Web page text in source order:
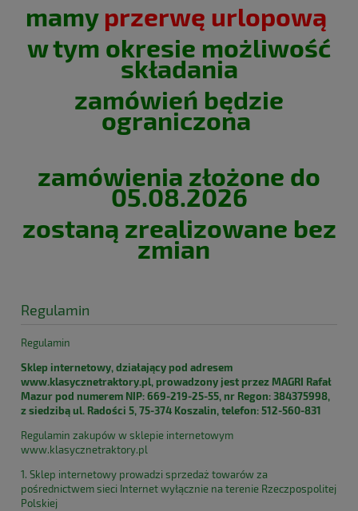
mamy przerwę urlopową
w tym okresie możliwość
składania
zamówień będzie
ograniczona
zamówienia złożone do
05.08.2026
zostaną zrealizowane bez
zmian
Regulamin
Regulamin
Sklep internetowy, działający pod adresem
www.klasycznetraktory.pl, prowadzony jest przez MAGRI Rafał
Mazur pod numerem NIP: 669-219-25-55, nr Regon: 384375998,
z siedzibą ul. Radości 5, 75-374 Koszalin, telefon: 512-560-831
Regulamin zakupów w sklepie internetowym
www.klasycznetraktory.pl
1. Sklep internetowy prowadzi sprzedaż towarów za
pośrednictwem sieci Internet wyłącznie na terenie Rzeczpospolitej
Polskiej